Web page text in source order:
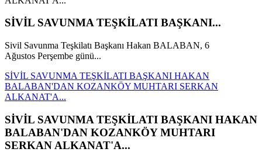
SİVİL SAVUNMA TEŞKİLATI BAŞKANI...
Sivil Savunma Teşkilatı Başkanı Hakan BALABAN, 6
Ağustos Perşembe günü...
SİVİL SAVUNMA TEŞKİLATI BAŞKANI HAKAN
BALABAN'DAN KOZANKÖY MUHTARI SERKAN
ALKANAT'A...
SİVİL SAVUNMA TEŞKİLATI BAŞKANI HAKAN
BALABAN'DAN KOZANKÖY MUHTARI
SERKAN ALKANAT'A...